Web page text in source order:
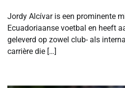
Jordy Alcívar is een prominente
Ecuadoriaanse voetbal en heeft
geleverd op zowel club- als
carrière die […]